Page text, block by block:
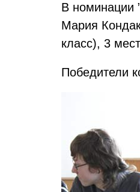
В номинации
Мария
класс), 3
Победители